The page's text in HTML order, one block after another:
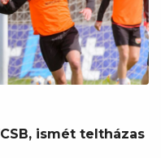
ismét teltházas